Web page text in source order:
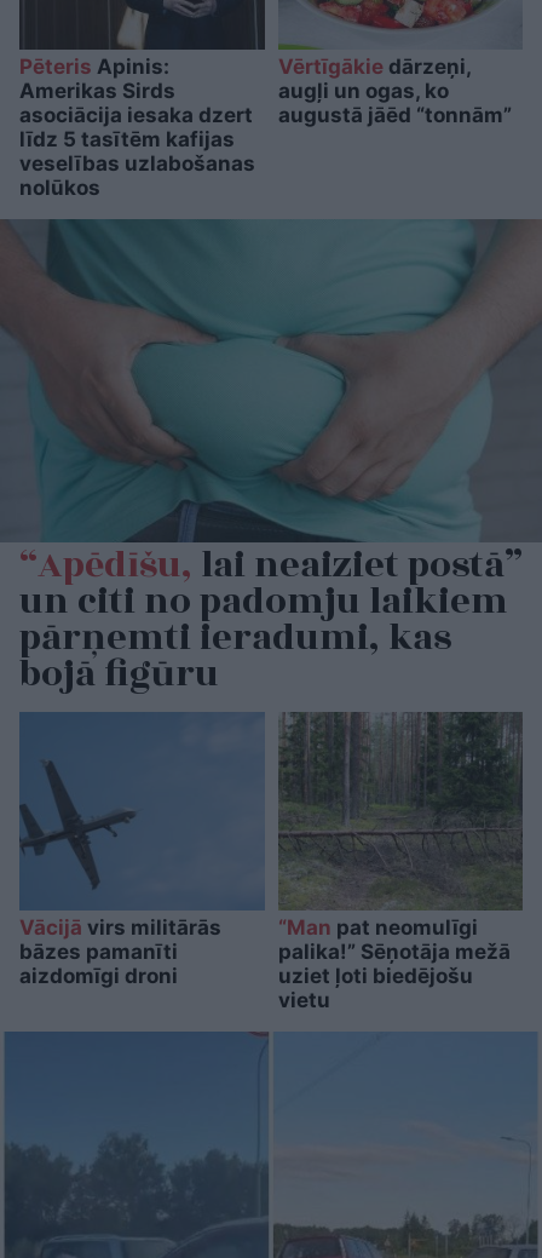
Pēteris Apinis:
Amerikas Sirds
asociācija iesaka dzert
līdz 5 tasītēm kafijas
veselības uzlabošanas
nolūkos
Vērtīgākiedārzeņi,
augļi un ogas, ko
augustā jāēd “tonnām”
“Apēdīšu, lai neaiziet postā”
un citi no padomju laikiem
pārņemti ieradumi, kas
bojā figūru
Vācijā virs militārās
bāzes pamanīti
aizdomīgi droni
“Man pat neomulīgi
palika!” Sēņotāja mežā
uziet ļoti biedējošu
vietu